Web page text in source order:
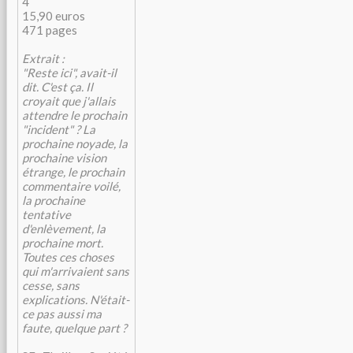
15,90 euros
471 pages
Extrait :
"Reste ici", avait-il
dit. C'est ça. Il
croyait que j'allais
attendre le prochain
"incident" ? La
prochaine noyade, la
prochaine vision
étrange, le prochain
commentaire voilé,
la prochaine
tentative
d'enlèvement, la
prochaine mort.
Toutes ces choses
qui m'arrivaient sans
cesse, sans
explications. N'était-
ce pas aussi ma
faute, quelque part ?